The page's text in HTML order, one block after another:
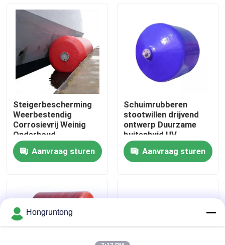
Video's
Over ons
Fabriekstocht
Kwaliteitscontrole
Vraag een offerte
Yokohama rubberstootkussen
Pneumatisch Rubberstootkussen
Steigerbescherming
Weerbestendig
Corrosievrij Weinig
Onderhoud
Aanvraag sturen
Schuimrubberen
stootwillen drijvend
ontwerp Duurzame
buitenhuid UV-
bestendig Slijtvast
Aanvraag sturen
Hongruntong